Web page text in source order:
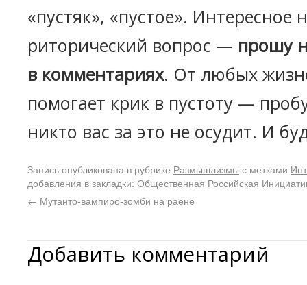
«пустяк», «пустое».
риторический вопрос — прошу
в комментариях. От любых
помогает крик в пустоту —
никто вас за это не осудит. И
Запись опубликована в рубрике Размышлизмы с метками
добавления в закладки: Общественная Российская
← Мутанто-вампиро-зомби на раёне
Добавить комментарий